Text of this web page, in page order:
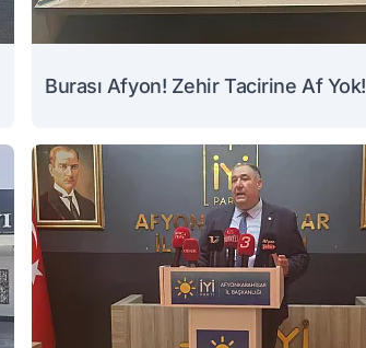
Burası Afyon! Zehir Tacirine Af Yok!